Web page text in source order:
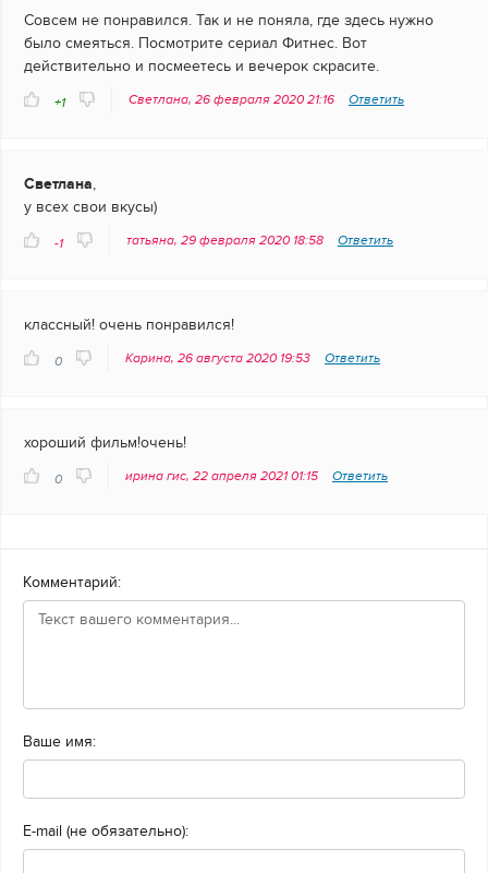
Совсем не понравился. Так и не поняла, где здесь нужно
было смеяться. Посмотрите сериал Фитнес. Вот
действительно и посмеетесь и вечерок скрасите.
+1 Светлана, 26 февраля 2020 21:16 Ответить
Светлана,
у всех свои вкусы)
-1 татьяна, 29 февраля 2020 18:58 Ответить
классный! очень понравился!
0 Карина, 26 августа 2020 19:53 Ответить
хороший фильм!очень!
0 ирина гис, 22 апреля 2021 01:15 Ответить
Комментарий:
Ваше имя:
E-mail (не обязательно):